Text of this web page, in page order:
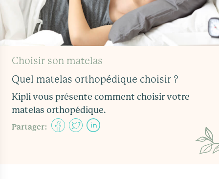
Choisir son matelas
Quel matelas orthopédique choisir ?
Kipli vous présente comment choisir votre
matelas orthopédique.
Partager: